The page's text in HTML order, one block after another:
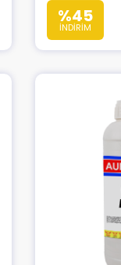
%45
İNDİRİM